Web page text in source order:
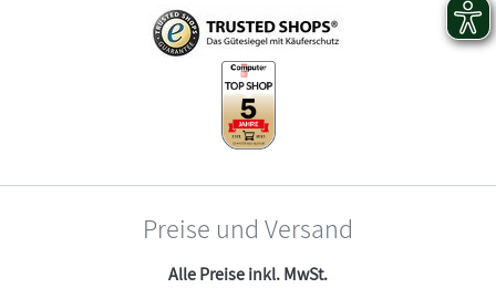
Preise und Versand
Alle Preise inkl. MwSt.